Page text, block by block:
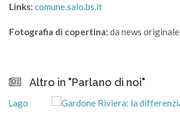
Links: comune.salo.bs.it
Fotografia di copertina: da news originale
Altro in "Parlano di noi"